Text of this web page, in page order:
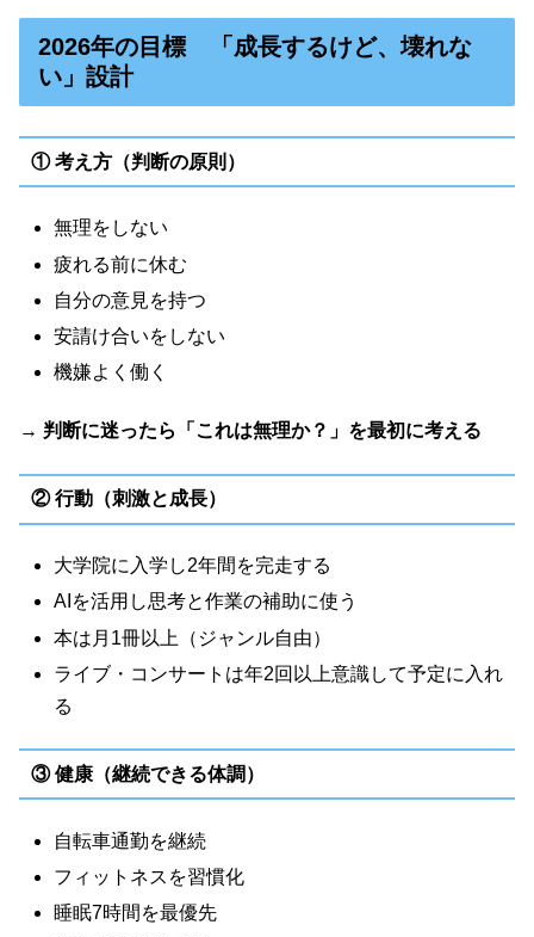
2026年の目標 「成長するけど、壊れな
い」設計
① 考え方（判断の原則）
無理をしない
疲れる前に休む
自分の意見を持つ
安請け合いをしない
機嫌よく働く
→ 判断に迷ったら「これは無理か？」を最初に考える
② 行動（刺激と成長）
大学院に入学し2年間を完走する
AIを活用し思考と作業の補助に使う
本は月1冊以上（ジャンル自由）
ライブ・コンサートは年2回以上意識して予定に入れ
る
③ 健康（継続できる体調）
自転車通勤を継続
フィットネスを習慣化
睡眠7時間を最優先